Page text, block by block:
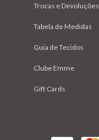
Trocas e Devoluções
Tabela de Medidas
Guia de Tecidos
Clube Emme
Gift Cards